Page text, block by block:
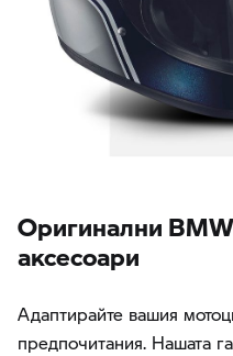
Oригинални
аксесоари
Адаптирайте вашия
предпочитания. Нашата